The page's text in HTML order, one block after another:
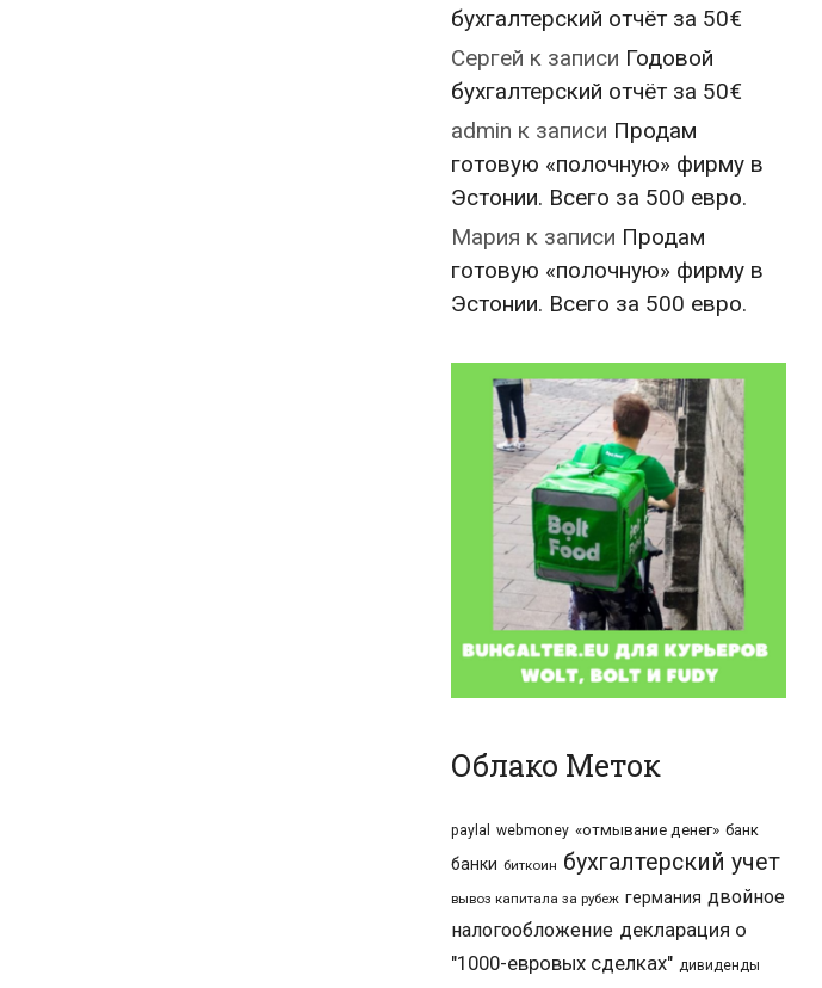
бухгалтерский отчёт за 50€
Сергей к записи Годовой
бухгалтерский отчёт за 50€
admin к записи Продам
готовую «полочную» фирму в
Эстонии. Всего за 500 евро.
Мария к записи Продам
готовую «полочную» фирму в
Эстонии. Всего за 500 евро.
Облако Меток
paylal webmoney «отмывание денег» банк
банки биткоин бухгалтерский учет
вывоз капитала за рубеж германия двойное
налогообложение декларация о
"1000-евровых сделках" дивиденды